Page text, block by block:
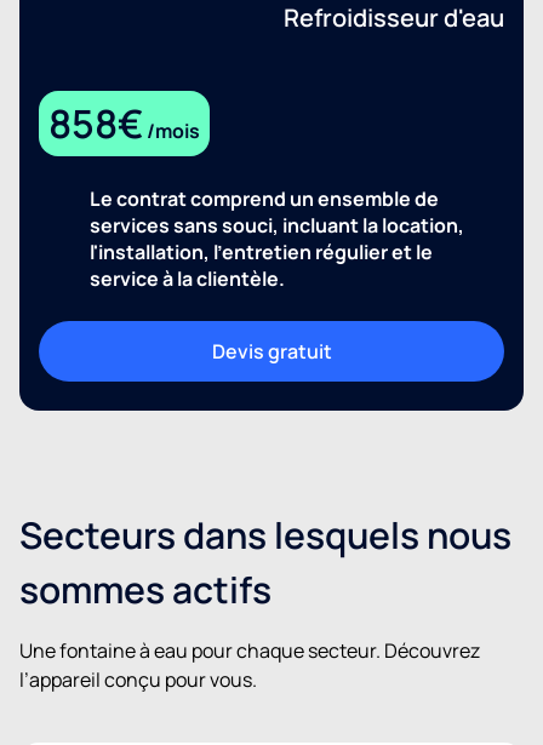
Refroidisseur d'eau
858€ /mois
Le contrat comprend un ensemble de
services sans souci, incluant la location,
l'installation, l'entretien régulier et le
service à la clientèle.
Devis gratuit
Secteurs dans lesquels nous
sommes actifs
Une fontaine à eau pour chaque secteur. Découvrez
l’appareil conçu pour vous.